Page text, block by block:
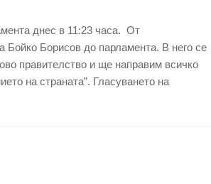
днес в 11:23 часа. От
Бойко Борисов до парламента. В него се
правителство и ще направим всичко
на страната”. Гласуването на